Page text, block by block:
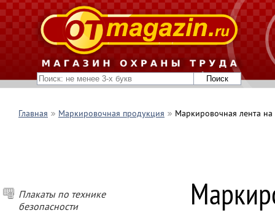
Главная Маркировочная продукция Маркировочная лента
Плакаты по технике
безопасности